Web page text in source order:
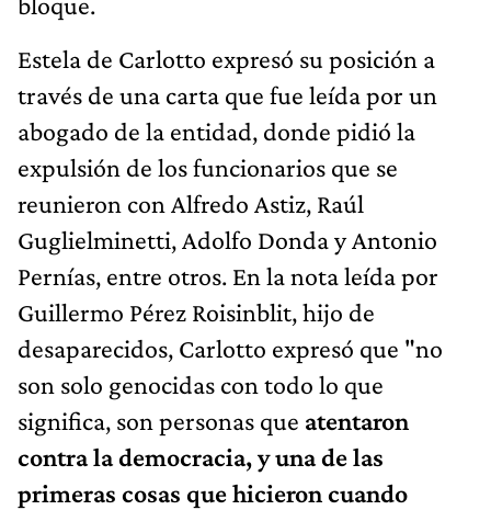
Estela de Carlotto expresó su posición a
través de una carta que fue leída por un
abogado de la entidad, donde pidió la
expulsión de los funcionarios que se
reunieron con Alfredo Astiz, Raúl
Guglielminetti, Adolfo Donda y Antonio
Pernías, entre otros. En la nota leída por
Guillermo Pérez Roisinblit, hijo de
desaparecidos, Carlotto expresó que "no
son solo genocidas con todo lo que
significa, son personas que atentaron
contra la democracia, y una de las
primeras cosas que hicieron cuando